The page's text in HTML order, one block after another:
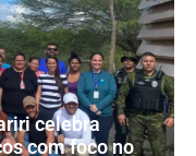
celebra
com foco no